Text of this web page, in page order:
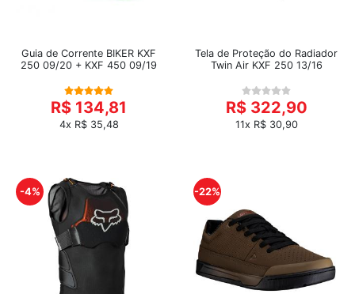
Guia de Corrente BIKER KXF
250 09/20 + KXF 450 09/19
R$ 134,81
4x R$ 35,48
Tela de Proteção do Radiador
Twin Air KXF 250 13/16
R$ 322,90
11x R$ 30,90
-4% -22%